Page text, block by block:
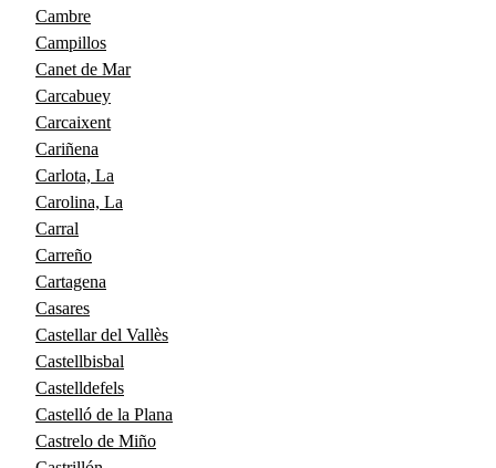
Cambre
Campillos
Canet de Mar
Carcabuey
Carcaixent
Cariñena
Carlota, La
Carolina, La
Carral
Carreño
Cartagena
Casares
Castellar del Vallès
Castellbisbal
Castelldefels
Castelló de la Plana
Castrelo de Miño